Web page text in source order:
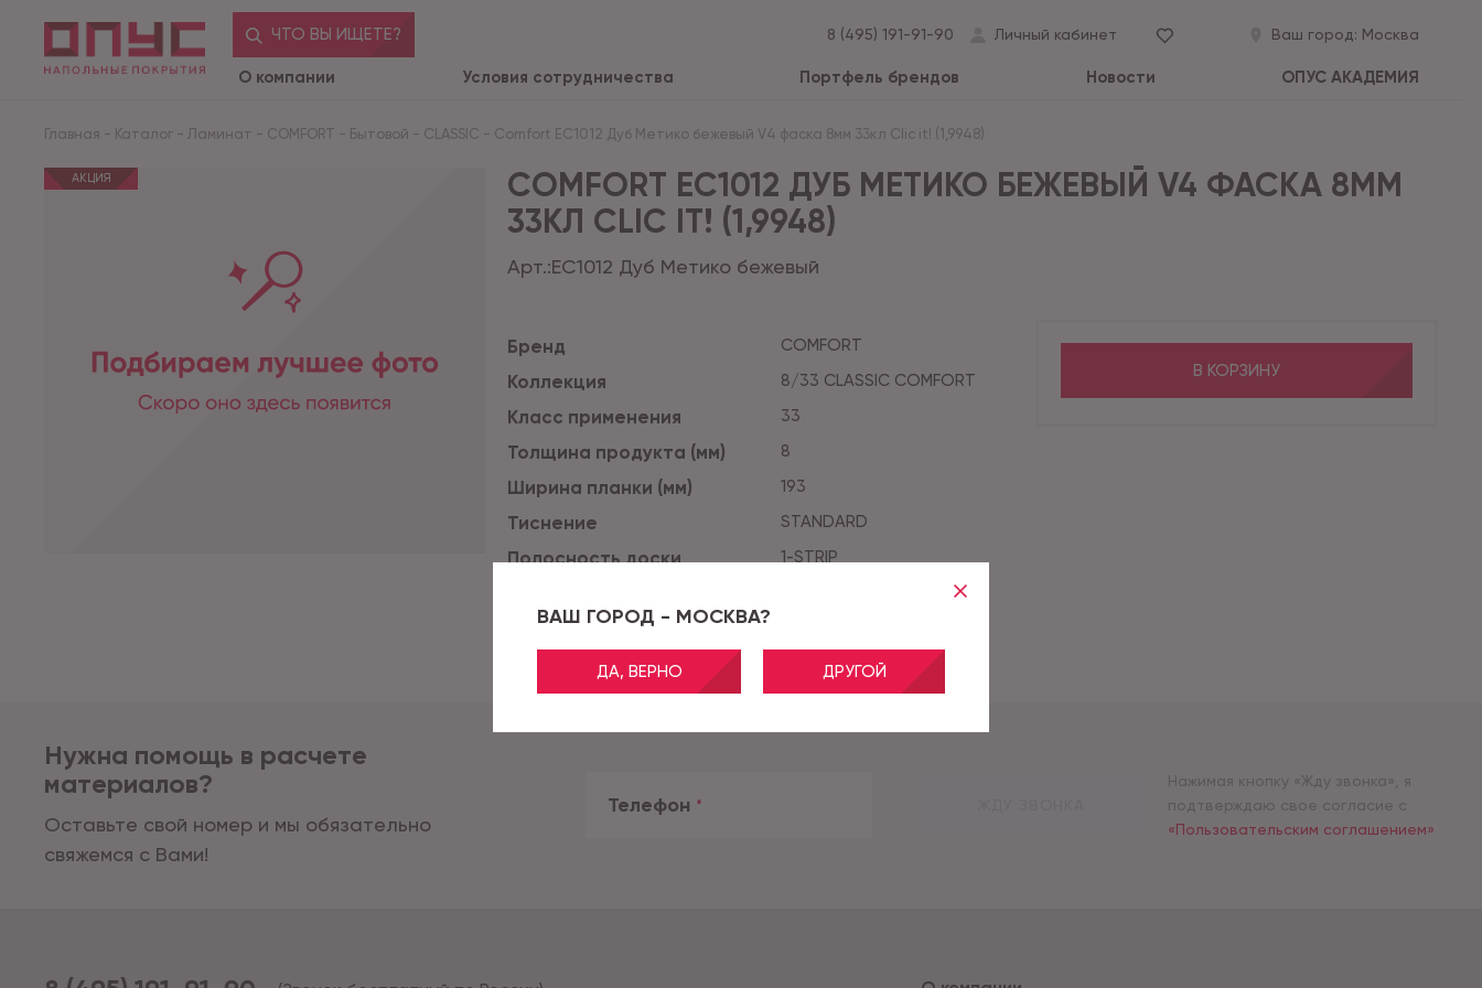
ВАШ ГОРОД - МОСКВА?
ДА, ВЕРНО ДРУГОЙ
ЧТО ВЫ ИЩЕТЕ? 8 (495) 191-91-90 Личный кабинет Ваш город: Москва
О компании Условия сотрудничества Портфель брендов Новости ОПУС АКАДЕМИЯ
Главная - Каталог - Ламинат - COMFORT - Бытовой - CLASSIC - Comfort EC1012 Дуб Метико бежевый V4 фаска 8мм 33кл Clic it! (1,9948)
АКЦИЯ
COMFORT EC1012 ДУБ МЕТИКО БЕЖЕВЫЙ V4 ФАСКА 8ММ
33КЛ CLIC IT! (1,9948)
Арт.:EC1012 Дуб Метико бежевый
Бренд COMFORT
Коллекция 8/33 CLASSIC COMFORT
Класс применения 33
Толщина продукта (мм) 8
Ширина планки (мм) 193
Тиснение STANDARD
Полосность доски 1-STRIP
В КОРЗИНУ
Нужна помощь в расчете
материалов?
Оставьте свой номер и мы обязательно
свяжемся с Вами!
Телефон *
Нажимая кнопку «Жду звонка», я
подтверждаю свое согласие с
«Пользовательским соглашением»